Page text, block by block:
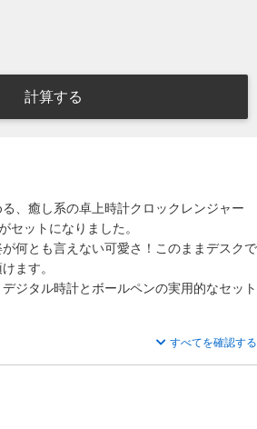
計算する
、癒し系の卓上時計クロックレンジャー
セットになりました。
何とも言えない可愛さ！このままデスクで
ます。
ジタル時計とボールペンの実用的なセット
すべてを確認する